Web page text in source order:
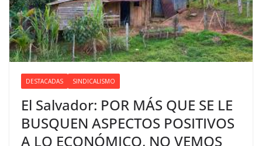
DESTACADAS SINDICALISMO
El Salvador: POR MÁS QUE SE LE
BUSQUEN ASPECTOS POSITIVOS
A LO ECONÓMICO, NO VEMOS